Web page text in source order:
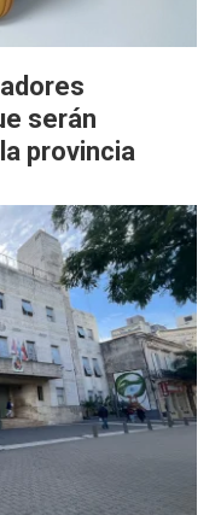
serán
provincia